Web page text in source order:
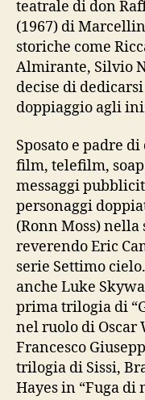
teatrale di don
(1967) di
storiche come
Almirante, Silvio
decise di
doppiaggio agli
Sposato e padre
film, telefilm,
messaggi
personaggi
(Ronn Moss) nella
reverendo Eric
serie Settimo
anche Luke
prima trilogia di
nel ruolo di Oscar
Francesco
trilogia di Sissi,
Hayes in “Fuga di